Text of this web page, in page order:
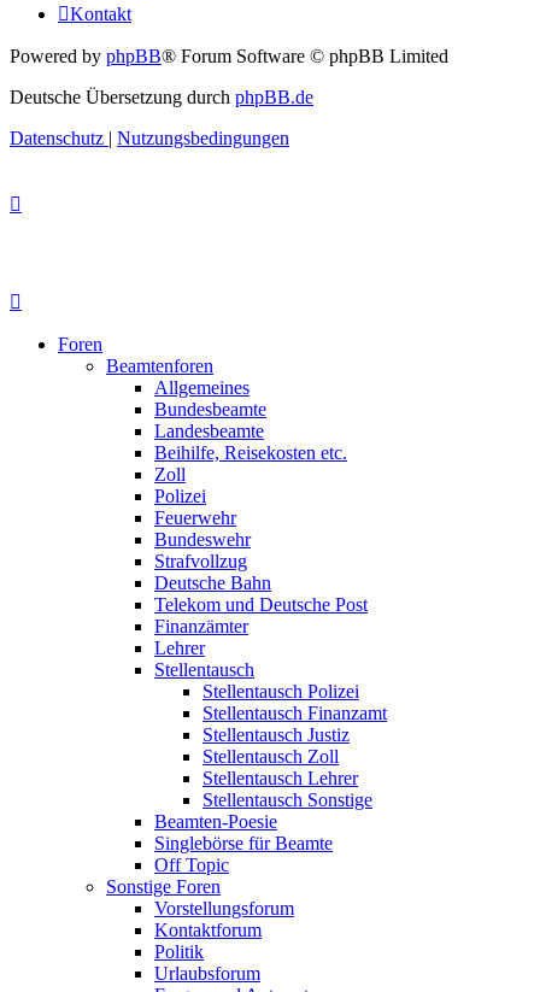
Kontakt
Powered by phpBB® Forum Software © phpBB Limited
Deutsche Übersetzung durch phpBB.de
Datenschutz | Nutzungsbedingungen
Foren
Beamtenforen
Allgemeines
Bundesbeamte
Landesbeamte
Beihilfe, Reisekosten etc.
Zoll
Polizei
Feuerwehr
Bundeswehr
Strafvollzug
Deutsche Bahn
Telekom und Deutsche Post
Finanzämter
Lehrer
Stellentausch
Stellentausch Polizei
Stellentausch Finanzamt
Stellentausch Justiz
Stellentausch Zoll
Stellentausch Lehrer
Stellentausch Sonstige
Beamten-Poesie
Singlebörse für Beamte
Off Topic
Sonstige Foren
Vorstellungsforum
Kontaktforum
Politik
Urlaubsforum